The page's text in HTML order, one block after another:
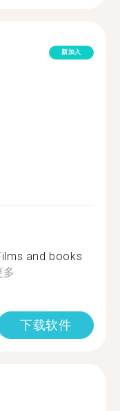
新加入
and books
多
下载软件